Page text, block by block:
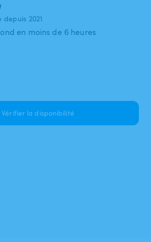
depuis 2021
en moins de 6 heures
Vérifier la disponibilité